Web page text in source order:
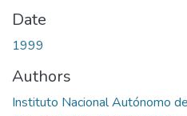
Date
1999
Authors
Instituto Nacional Autónomo